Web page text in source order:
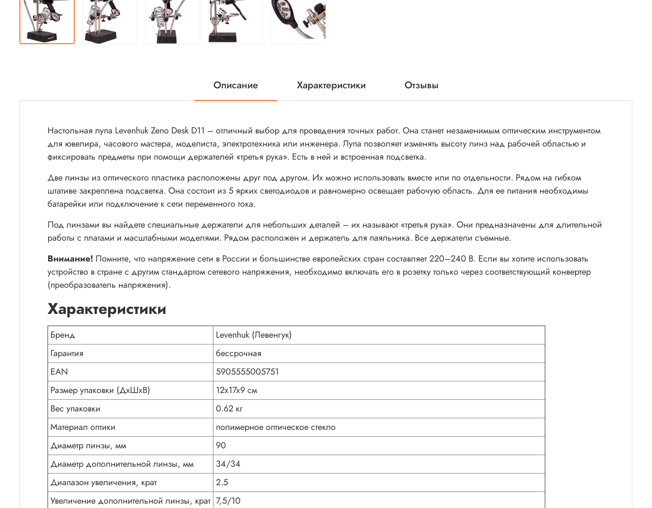
Описание Характеристики Отзывы
Настольная лупа Levenhuk Zeno Desk D11 – отличный выбор для проведения точных работ. Она станет незаменимым оптическим инструментом
для ювелира, часового мастера, моделиста, электротехника или инженера. Лупа позволяет изменять высоту линз над рабочей областью и
фиксировать предметы при помощи держателей «третья рука». Есть в ней и встроенная подсветка.
Две линзы из оптического пластика расположены друг под другом. Их можно использовать вместе или по отдельности. Рядом на гибком
штативе закреплена подсветка. Она состоит из 5 ярких светодиодов и равномерно освещает рабочую область. Для ее питания необходимы
батарейки или подключение к сети переменного тока.
Под линзами вы найдете специальные держатели для небольших деталей – их называют «третья рука». Они предназначены для длительной
работы с платами и масштабными моделями. Рядом расположен и держатель для паяльника. Все держатели съемные.
Внимание! Помните, что напряжение сети в России и большинстве европейских стран составляет 220–240 В. Если вы хотите использовать
устройство в стране с другим стандартом сетевого напряжения, необходимо включать его в розетку только через соответствующий конвертер
(преобразователь напряжения).
Характеристики
Бренд
Levenhuk (Левенгук)
Гарантия
бессрочная
EAN
5905555005751
Размер упаковки (ДxШxВ)
12x17x9 см
Вес упаковки
0.62 кг
Материал оптики
полимерное оптическое стекло
Диаметр линзы, мм
90
Диаметр дополнительной линзы, мм
34/34
Диапазон увеличения, крат
2.5
Увеличение дополнительной линзы, крат 7,5/10